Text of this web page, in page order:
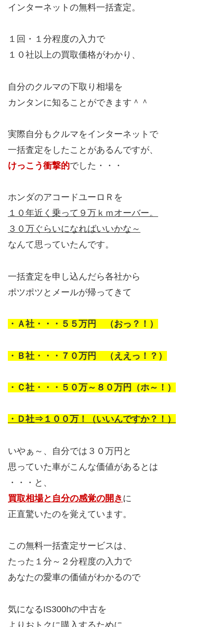
インターネットの無料一括査定。
１回・１分程度の入力で
１０社以上の買取価格がわかり、
自分のクルマの下取り相場を
カンタンに知ることができます＾＾
実際自分もクルマをインターネットで
一括査定をしたことがあるんですが、
けっこう衝撃的でした・・・
ホンダのアコードユーロＲを
１０年近く乗って９万ｋｍオーバー。
３０万ぐらいになればいいかな～
なんて思っていたんです。
一括査定を申し込んだら各社から
ポツポツとメールが帰ってきて
・Ａ社・・・５５万円 （おっ？！）
・Ｂ社・・・７０万円 （ええっ！？）
・Ｃ社・・・５０万～８０万円（ホ～！）
・Ｄ社⇒１００万！（いいんですか？！）
いやぁ～、自分では３０万円と
思っていた車がこんな価値があるとは
・・・と、
買取相場と自分の感覚の開き に
正直驚いたのを覚えています。
この無料一括査定サービスは、
たった１分～２分程度の入力で
あなたの愛車の価値がわかるので
気になるIS300hの中古を
よりおトクに購入するために